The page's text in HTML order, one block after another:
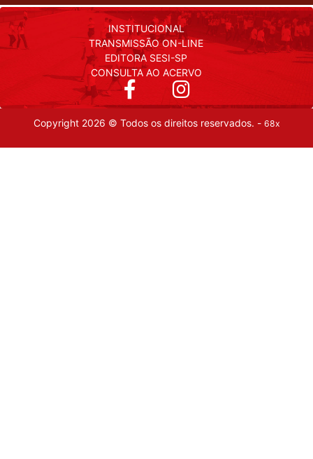
INSTITUCIONAL
TRANSMISSÃO ON-LINE
EDITORA SESI-SP
CONSULTA AO ACERVO
Copyright 2026 © Todos os direitos reservados. - 68x